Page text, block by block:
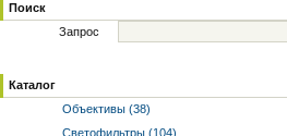
Поиск
Запрос
Каталог
Объективы (38)
Светофильтры (104)